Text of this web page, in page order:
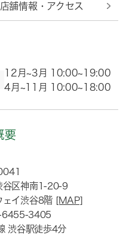
店舗情報・アクセス
12月~3月 10:00~19:00
4月~11月 10:00~18:00
要
谷区神南1-20-9
ェイ渋谷8階 [MAP]
6455-3405
渋谷駅徒歩4分